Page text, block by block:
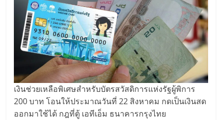
เงินช่วยเหลือพิเศษสำหรับบัตรสวัสดิการแห่งรัฐผู้พิการ
200 บาท โอนให้ประมาณวันที่ 22 สิงหาคม กดเป็นเงินสด
ออกมาใช้ได้ กฎที่ตู้ เอทีเอ็ม ธนาคารกรุงไทย